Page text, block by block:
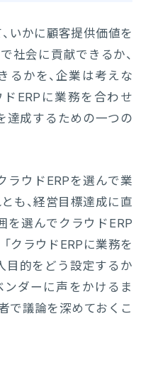
いかに顧客提供価値を
社会に貢献できるか、
るかを、企業は考えな
ドERPに業務を合わせ
達成するための一つの
ラウドERPを選んで業
も、経営目標達成に直
を選んでクラウドERP
クラウドERPに業務を
目的をどう設定するか
ンダーに声をかけるま
で議論を深めておくこ